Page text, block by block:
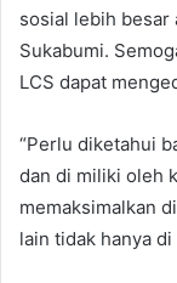
sosial lebih besar
Sukabumi.
LCS dapat
“Perlu diketahui
dan di miliki oleh
memaksimalkan
lain tidak hanya